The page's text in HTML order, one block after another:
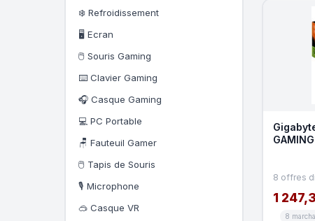
❄️ Refroidissement
🖥️ Ecran
🖱️ Souris Gaming
⌨️ Clavier Gaming
🎧 Casque Gaming
💻 PC Portable
🪑 Fauteuil Gamer
🖱️ Tapis de Souris
🎙️ Microphone
🥽 Casque VR
8 offres
1
8